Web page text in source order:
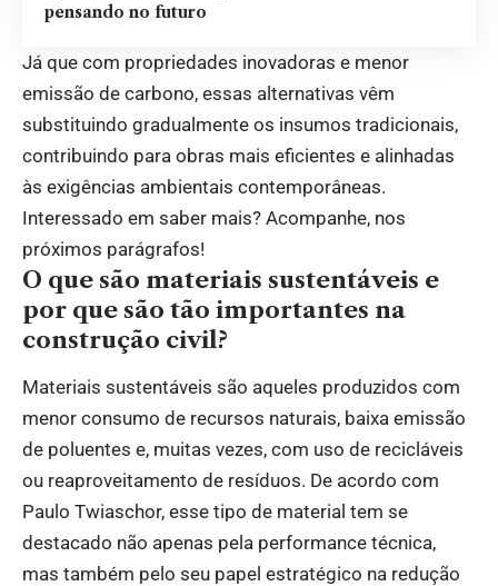
pensando no futuro
Já que com propriedades inovadoras e menor
emissão de carbono, essas alternativas vêm
substituindo gradualmente os insumos tradicionais,
contribuindo para obras mais eficientes e alinhadas
às exigências ambientais contemporâneas.
Interessado em saber mais? Acompanhe, nos
próximos parágrafos!
O que são materiais sustentáveis e
por que são tão importantes na
construção civil?
Materiais sustentáveis são aqueles produzidos com
menor consumo de recursos naturais, baixa emissão
de poluentes e, muitas vezes, com uso de recicláveis
ou reaproveitamento de resíduos. De acordo com
Paulo Twiaschor, esse tipo de material tem se
destacado não apenas pela performance técnica,
mas também pelo seu papel estratégico na redução